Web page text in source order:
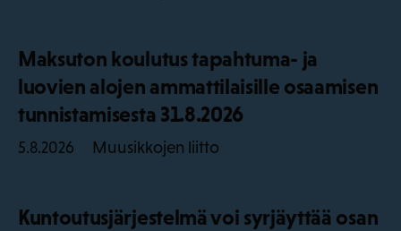
Maksuton koulutus tapahtuma- ja
luovien alojen ammattilaisille osaamisen
tunnistamisesta 31.8.2026
5.8.2026 Muusikkojen liitto
Kuntoutusjärjestelmä voi syrjäyttää osan